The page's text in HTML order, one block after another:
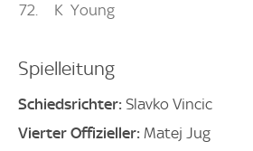
72
K Young
Spielleitung
Schiedsrichter: Slavko Vincic
Vierter Offizieller: Matej Jug